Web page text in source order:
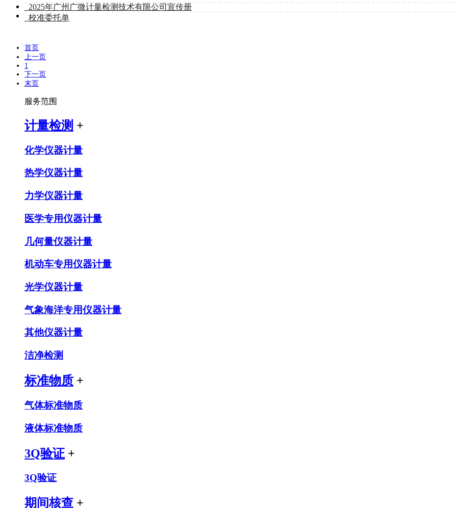
2025年广州广微计量检测技术有限公司宣传册
校准委托单
首页
上一页
1
下一页
末页
服务范围
计量检测 +
化学仪器计量
热学仪器计量
力学仪器计量
医学专用仪器计量
几何量仪器计量
机动车专用仪器计量
光学仪器计量
气象海洋专用仪器计量
其他仪器计量
洁净检测
标准物质 +
气体标准物质
液体标准物质
3Q验证 +
3Q验证
期间核查 +